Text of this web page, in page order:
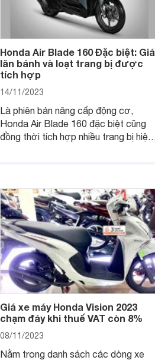
Honda Air Blade 160 Đặc biệt: Giá
lăn bánh và loạt trang bị được
tích hợp
14/11/2023
Là phiên bản nâng cấp động cơ,
Honda Air Blade 160 đặc biệt cũng
đồng thời tích hợp nhiều trang bị hiện
Giá xe máy Honda Vision 2023
chạm đáy khi thuế VAT còn 8%
08/11/2023
Nằm trong danh sách các dòng xe